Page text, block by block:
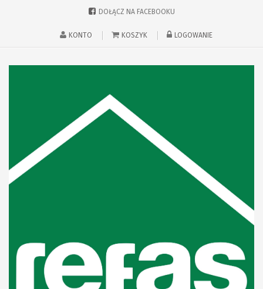
DOŁĄCZ NA FACEBOOKU
KONTO KOSZYK LOGOWANIE